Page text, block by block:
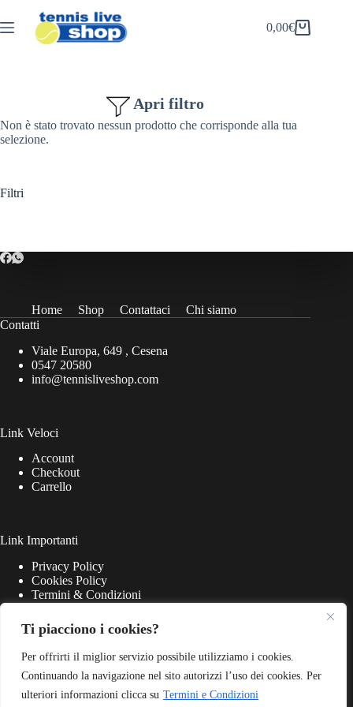
Ti piacciono i cookies?
Per offrirti il miglior servizio possibile utilizziamo i cookies.
Continuando la navigazione nel sito autorizzi l’uso dei cookies. Per
ulteriori informazioni clicca su Termini e Condizioni
al
contenuto
Carrello
0,00€
Apri filtro
Non è stato trovato nessun prodotto che corrisponde alla tua
selezione.
Filtri
Home Shop Contattaci
Chi siamo
Contatti
Viale Europa, 649 , Cesena
0547 20580
info@tennisliveshop.com
Link Veloci
Account
Checkout
Carrello
Link Importanti
Privacy Policy
Cookies Policy
Termini & Condizioni